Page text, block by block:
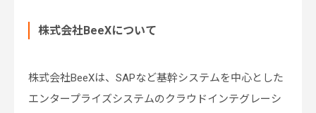
株式会社BeeXについて
株式会社BeeXは、SAPなど基幹システムを中心とした
エンタープライズシステムのクラウドインテグレーシ